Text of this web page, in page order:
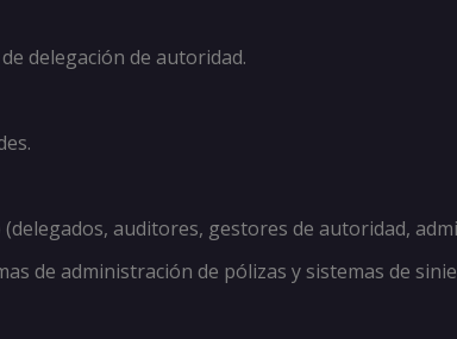
delegación de autoridad.
auditores, gestores de autoridad,
de administración de pólizas y sistemas de